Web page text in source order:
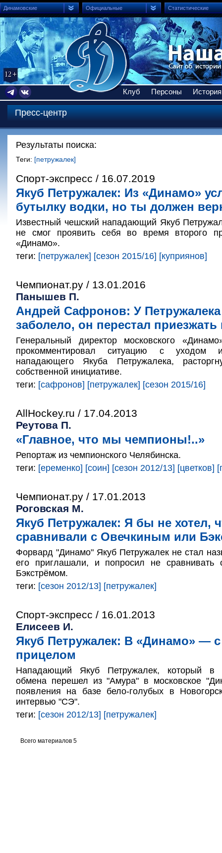
Динамовские Официальные Статистические
Клуб Персоны История
Пресс-центр
Результаты поиска:
Теги: [петружалек]
Спорт-экспресс / 16.07.2019
Якуб Петружалек: Из «Динамо»
бутылку водки, но ты должен
Известный чешский нападающий Якуб
не смог проявить себя во время второго
«Динамо».
теги: [петружалек] [сезон 2015/16] [куприянов]
Чемпионат.ру / 13.01.2016
Панышев П.
Андрей Сафронов: У Петружалека
заболело, он перестал приезжать
Генеральный директор московского
прокомментировал ситуацию с уходом
нападающего Якуба Петружалека,
собственной инициативе.
теги: [сафронов] [петружалек] [сезон 2015/16]
AllHockey.ru / 17.04.2013
Реутова П.
«Главное, что мы чемпионы!..»
Репортаж из чемпионского Челябинска.
теги: [еременко] [соин] [сезон 2012/13] [цветков]
Чемпионат.ру / 17.01.2013
Роговская М.
Якуб Петружалек: Я бы не хотел,
сравнивали с Овечкиным или
Форвард "Динамо" Якуб Петружалек не стал
его приглашали, и попросил не
Бэкстрёмом.
теги: [сезон 2012/13] [петружалек]
Спорт-экспресс / 16.01.2013
Елисеев И.
Якуб Петружалек: В «Динамо» —
прицелом
Нападающий Якуб Петружалек, который в
обмена перешел из "Амура" в московское
появления на базе бело-голубых в
интервью "СЭ".
теги: [сезон 2012/13] [петружалек]
Всего материалов 5